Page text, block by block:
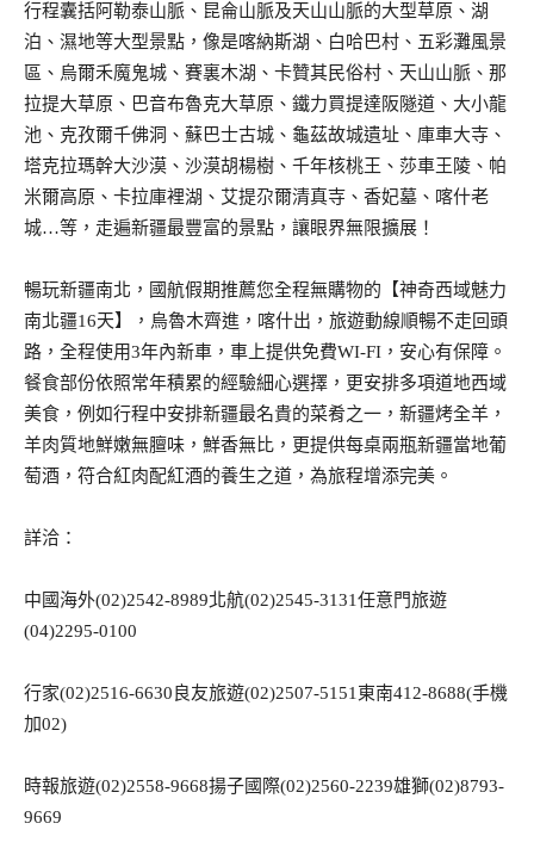
行程囊括阿勒泰山脈、昆侖山脈及天山山脈的大型草原、湖
泊、濕地等大型景點，像是喀納斯湖、白哈巴村、五彩灘風景
區、烏爾禾魔鬼城、賽裏木湖、卡贊其民俗村、天山山脈、那
拉提大草原、巴音布魯克大草原、鐵力買提達阪隧道、大小龍
池、克孜爾千佛洞、蘇巴士古城、龜茲故城遺址、庫車大寺、
塔克拉瑪幹大沙漠、沙漠胡楊樹、千年核桃王、莎車王陵、帕
米爾高原、卡拉庫裡湖、艾提尕爾清真寺、香妃墓、喀什老
城…等，走遍新疆最豐富的景點，讓眼界無限擴展！
暢玩新疆南北，國航假期推薦您全程無購物的【神奇西域魅力
南北疆16天】，烏魯木齊進，喀什出，旅遊動線順暢不走回頭
路，全程使用3年內新車，車上提供免費WI-FI，安心有保障。
餐食部份依照常年積累的經驗細心選擇，更安排多項道地西域
美食，例如行程中安排新疆最名貴的菜肴之一，新疆烤全羊，
羊肉質地鮮嫩無膻味，鮮香無比，更提供每桌兩瓶新疆當地葡
萄酒，符合紅肉配紅酒的養生之道，為旅程增添完美。
詳洽：
中國海外(02)2542-8989北航(02)2545-3131任意門旅遊
(04)2295-0100
行家(02)2516-6630良友旅遊(02)2507-5151東南412-8688(手機
加02)
時報旅遊(02)2558-9668揚子國際(02)2560-2239雄獅(02)8793-
9669